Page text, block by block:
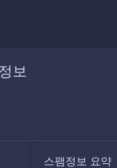
보
스팸정보 요약